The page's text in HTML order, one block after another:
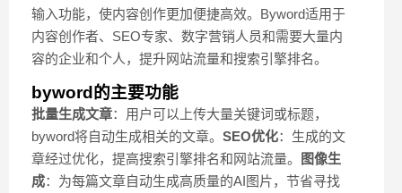
输入功能，使内容创作更加便捷高效。Byword适用于
内容创作者、SEO专家、数字营销人员和需要大量内
容的企业和个人，提升网站流量和搜索引擎排名。
byword的主要功能
批量生成文章：用户可以上传大量关键词或标题，
byword将自动生成相关的文章。 SEO优化：生成的文
章经过优化，提高搜索引擎排名和网站流量。
图像生
成：为每篇文章自动生成高质量的AI图片，节省寻找